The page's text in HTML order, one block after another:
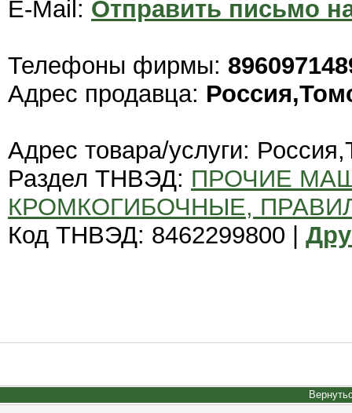
E-Mail: Отправить письмо
Телефоны фирмы:
Адрес продавца:
Адрес товара/услуги:
Раздел ТНВЭД: ПРОЧИЕ
КРОМКОГИБОЧНЫЕ,
Код ТНВЭД: 8462299800 |